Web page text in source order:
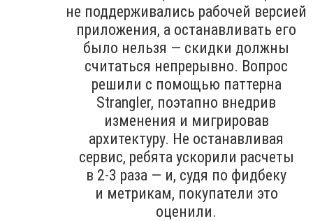
не поддерживались рабочей версией
приложения, а останавливать его
было нельзя — скидки должны
считаться непрерывно. Вопрос
решили с помощью паттерна
Strangler, поэтапно внедрив
изменения и мигрировав
архитектуру. Не останавливая
сервис, ребята ускорили расчеты
в 2‑3 раза — и, судя по фидбеку
и метрикам, покупатели это
оценили.